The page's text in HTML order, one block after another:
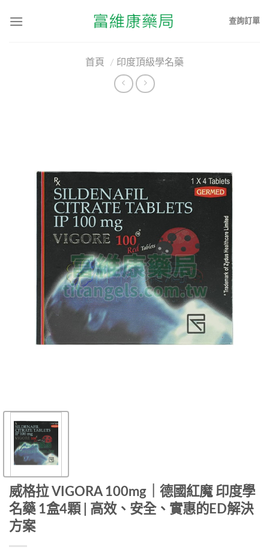
查詢訂單
首頁 / 印度頂級學名藥
威格拉 VIGORA 100mg｜德國紅魔 印度學
名藥 1盒4顆 | 高效、安全、實惠的ED解決
方案